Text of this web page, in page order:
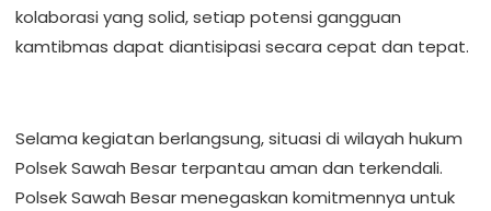
kolaborasi yang solid, setiap potensi gangguan
kamtibmas dapat diantisipasi secara cepat dan tepat.
Selama kegiatan berlangsung, situasi di wilayah hukum
Polsek Sawah Besar terpantau aman dan terkendali.
Polsek Sawah Besar menegaskan komitmennya untuk